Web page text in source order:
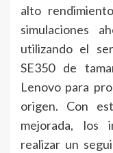
alto
simulaciones
utilizando el
SE350 de
Lenovo para
origen. Con
mejorada, los
realizar un